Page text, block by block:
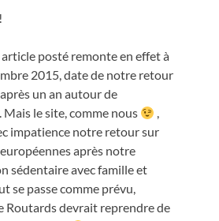
posté remonte en effet à
2015,date de notre retour
un an autour de
. Mais le site,comme nous
,
impatience notre retour sur
après notre
sédentaire avec famille et
se passe comme prévu,
Routards devrait reprendre de